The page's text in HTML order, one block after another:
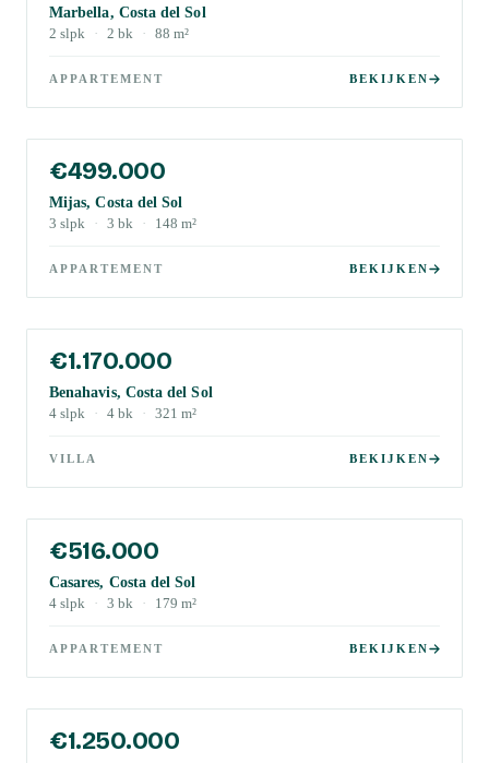
Marbella, Costa del Sol
2 slpk · 2 bk · 88 m²
APPARTEMENT BEKIJKEN
€499.000
Mijas, Costa del Sol
3 slpk · 3 bk · 148 m²
APPARTEMENT BEKIJKEN
€1.170.000
Benahavis, Costa del Sol
4 slpk · 4 bk · 321 m²
VILLA BEKIJKEN
€516.000
Casares, Costa del Sol
4 slpk · 3 bk · 179 m²
APPARTEMENT BEKIJKEN
€1.250.000